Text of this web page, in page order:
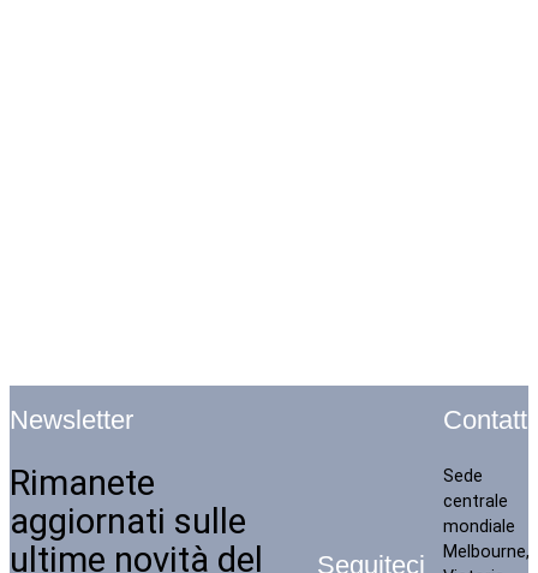
Newsletter
Rimanete
aggiornati sulle
ultime novità del
Seguiteci
Contatti
Sede
centrale
mondiale
Melbourne,